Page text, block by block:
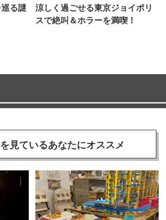
る謎
涼しく過ごせる東京ジョイポリ
スで絶叫＆ホラーを満喫！
見ているあなたにオススメ